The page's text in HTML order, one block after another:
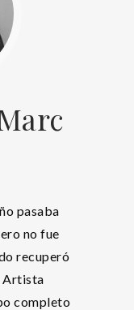
pasaba
no fue
recuperó
Artista
completo